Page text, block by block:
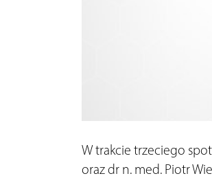
W trakcie trzeciego
oraz dr n. med. Piotr